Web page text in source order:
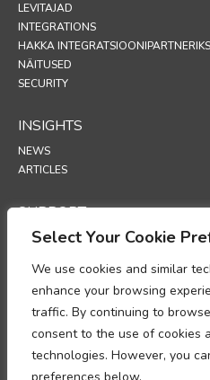
Select Your Cookie
We use cookies and similar
enhance your browsing
traffic. By continuing to
consent to the use of cookies
technologies. However, you
LEVITAJAD
INTEGRATIONS
HAKKA INTEGRATSIOONIPARTNERIKS
NÄITUSED
SECURITY
INSIGHTS
NEWS
ARTICLES
SUPPORT
TECHNICAL PORTAL
POLICIES
PRIVAATSUSPOLIITIKA
KÜPSISTE POLIITIKA
MEMORANDUM ISIKUANDMETE
KOHTA
ANDMETÖÖTLUSE LISA